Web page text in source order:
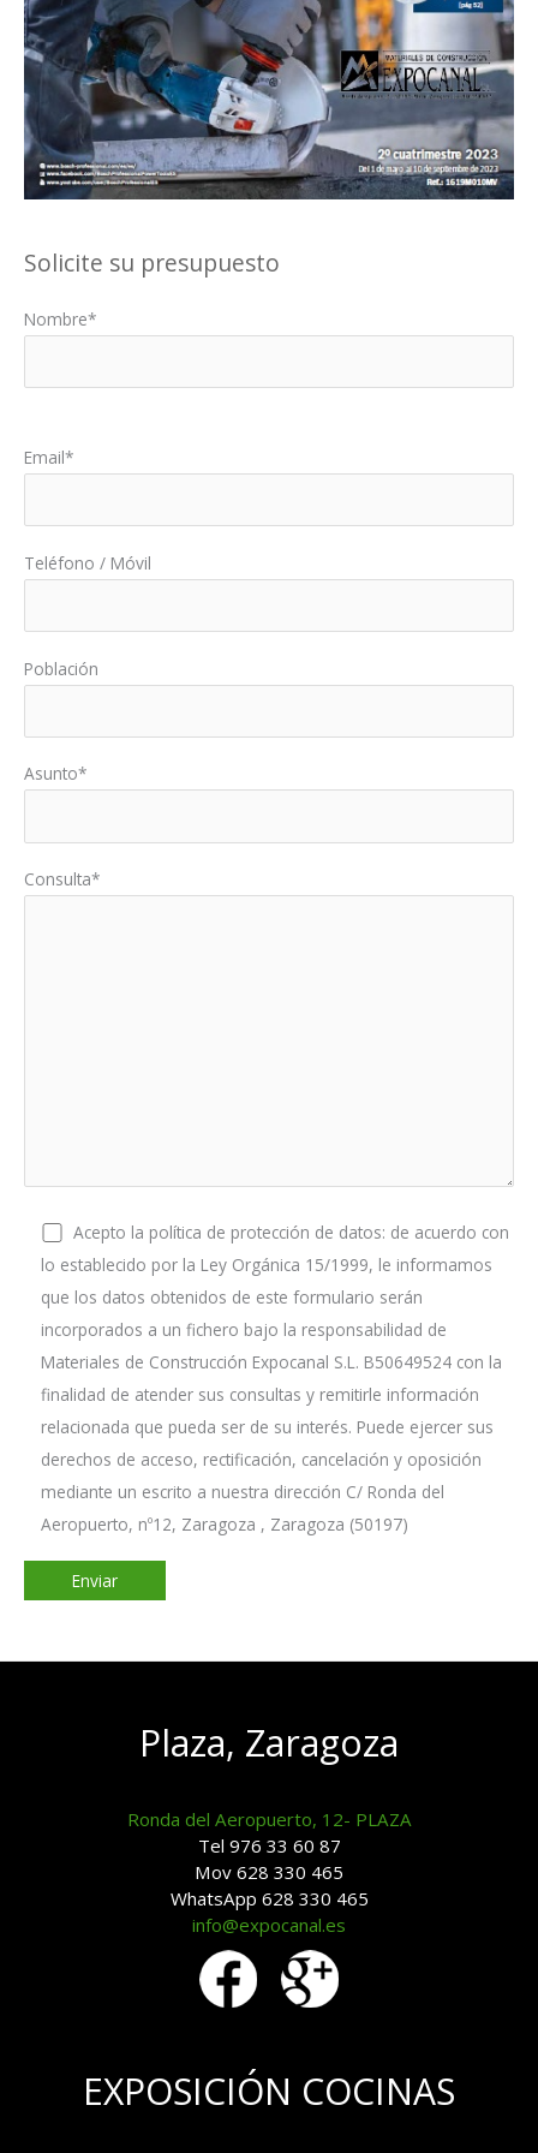
Solicite su presupuesto
Nombre*
Email*
Teléfono / Móvil
Población
Asunto*
Consulta*
Acepto la política de protección de datos: de acuerdo con
lo establecido por la Ley Orgánica 15/1999, le informamos
que los datos obtenidos de este formulario serán
incorporados a un fichero bajo la responsabilidad de
Materiales de Construcción Expocanal S.L. B50649524 con la
finalidad de atender sus consultas y remitirle información
relacionada que pueda ser de su interés. Puede ejercer sus
derechos de acceso, rectificación, cancelación y oposición
mediante un escrito a nuestra dirección C/ Ronda del
Aeropuerto, nº12, Zaragoza , Zaragoza (50197)
Plaza, Zaragoza
Ronda del Aeropuerto, 12- PLAZA
Tel 976 33 60 87
Mov 628 330 465
WhatsApp 628 330 465
info@expocanal.es
EXPOSICIÓN COCINAS